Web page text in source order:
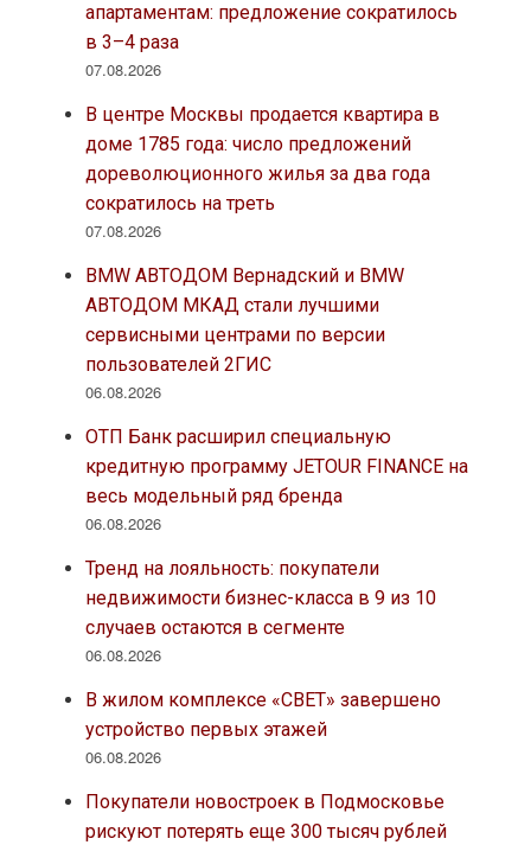
апартаментам: предложение сократилось
в 3–4 раза
07.08.2026
В центре Москвы продается квартира в
доме 1785 года: число предложений
дореволюционного жилья за два года
сократилось на треть
07.08.2026
BMW АВТОДОМ Вернадский и BMW
АВТОДОМ МКАД стали лучшими
сервисными центрами по версии
пользователей 2ГИС
06.08.2026
ОТП Банк расширил специальную
кредитную программу JETOUR FINANCE на
весь модельный ряд бренда
06.08.2026
Тренд на лояльность: покупатели
недвижимости бизнес-класса в 9 из 10
случаев остаются в сегменте
06.08.2026
В жилом комплексе «СВЕТ» завершено
устройство первых этажей
06.08.2026
Покупатели новостроек в Подмосковье
рискуют потерять еще 300 тысяч рублей